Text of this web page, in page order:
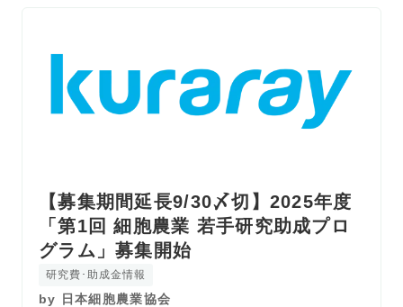
【募集期間延長9/30〆切】2025年度
「第1回 細胞農業 若手研究助成プロ
グラム」募集開始
研究費･助成金情報
by
日本細胞農業協会